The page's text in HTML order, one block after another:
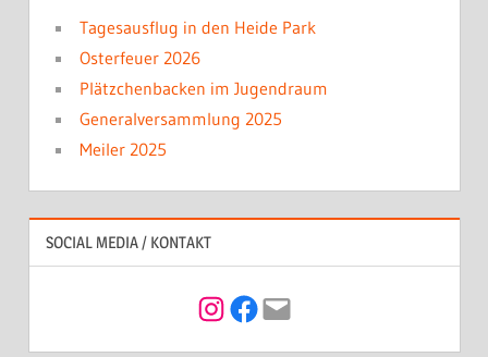
Tagesausflug in den Heide Park
Osterfeuer 2026
Plätzchenbacken im Jugendraum
Generalversammlung 2025
Meiler 2025
SOCIAL MEDIA / KONTAKT
Instagram
Facebook
Mail